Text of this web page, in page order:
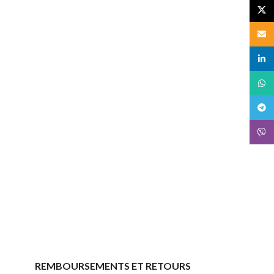
REMBOURSEMENTS ET RETOURS
Email
Viber